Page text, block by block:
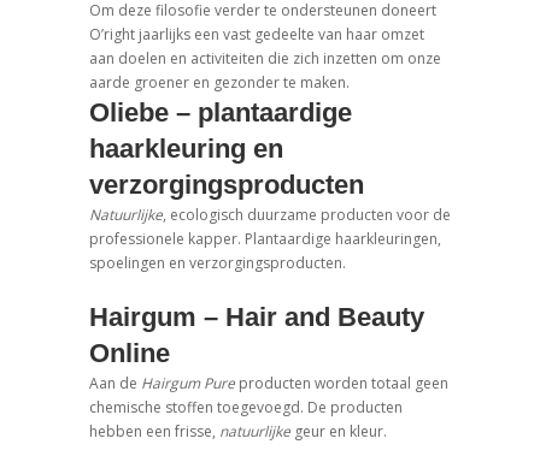
Om deze filosofie verder te ondersteunen doneert
O’right jaarlijks een vast gedeelte van haar omzet
aan doelen en activiteiten die zich inzetten om onze
aarde groener en gezonder te maken.
Oliebe – plantaardige
haarkleuring en
verzorgingsproducten
Natuurlijke, ecologisch duurzame producten voor de
professionele kapper. Plantaardige haarkleuringen,
spoelingen en verzorgingsproducten.
Hairgum – Hair and Beauty
Online
Aan de Hairgum Pure producten worden totaal geen
chemische stoffen toegevoegd. De producten
hebben een frisse, natuurlijke geur en kleur.